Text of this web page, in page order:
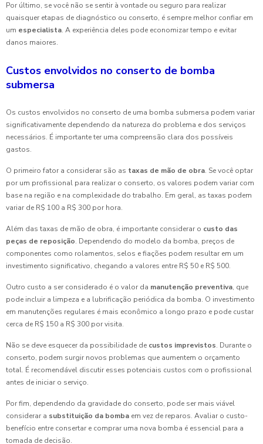
Por último, se você não se sentir à vontade ou seguro para realizar
quaisquer etapas de diagnóstico ou conserto, é sempre melhor confiar em
um especialista. A experiência deles pode economizar tempo e evitar
danos maiores.
Custos envolvidos no conserto de bomba
submersa
Os custos envolvidos no conserto de uma bomba submersa podem variar
significativamente dependendo da natureza do problema e dos serviços
necessários. É importante ter uma compreensão clara dos possíveis
gastos.
O primeiro fator a considerar são as taxas de mão de obra. Se você optar
por um profissional para realizar o conserto, os valores podem variar com
base na região e na complexidade do trabalho. Em geral, as taxas podem
variar de R$ 100 a R$ 300 por hora.
Além das taxas de mão de obra, é importante considerar o custo das
peças de reposição. Dependendo do modelo da bomba, preços de
componentes como rolamentos, selos e fiações podem resultar em um
investimento significativo, chegando a valores entre R$ 50 e R$ 500.
Outro custo a ser considerado é o valor da manutenção preventiva, que
pode incluir a limpeza e a lubrificação periódica da bomba. O investimento
em manutenções regulares é mais econômico a longo prazo e pode custar
cerca de R$ 150 a R$ 300 por visita.
Não se deve esquecer da possibilidade de custos imprevistos. Durante o
conserto, podem surgir novos problemas que aumentem o orçamento
total. É recomendável discutir esses potenciais custos com o profissional
antes de iniciar o serviço.
Por fim, dependendo da gravidade do conserto, pode ser mais viável
considerar a substituição da bomba em vez de reparos. Avaliar o custo-
benefício entre consertar e comprar uma nova bomba é essencial para a
tomada de decisão.